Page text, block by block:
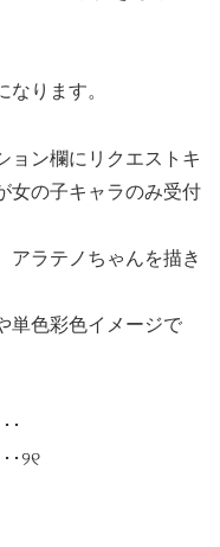
ります。
ョン欄にリクエストキ
女の子キャラのみ受付
アラテノちゃんを描き
単色彩色イメージで
･
･୨୧